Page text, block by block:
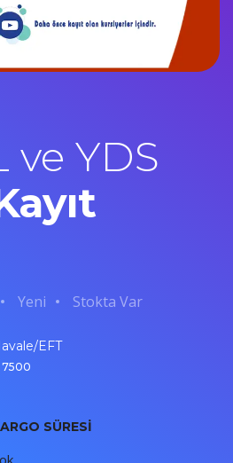
ve YDS
Yeni Stokta Var
EFT
SÜRESI